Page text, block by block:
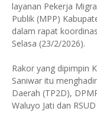
layanan Pekerja
Publik (MPP)
dalam rapat
Selasa (23/2/2026).
Rakor yang dipimpin
Saniwar itu
Daerah (TP2D),
Waluyo Jati dan